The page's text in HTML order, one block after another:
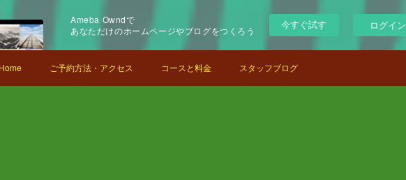
Ameba Owndで
あなただけのホームページやブログをつくろう
今すぐ試す ログイン
Home ご予約方法・アクセス コースと料金 スタッフブログ